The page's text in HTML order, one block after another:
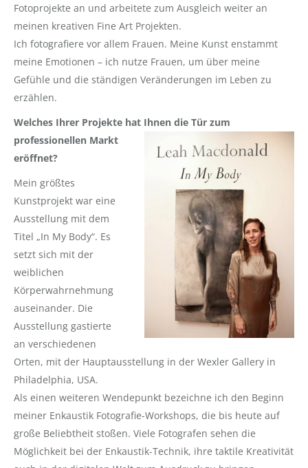
Fotoprojekte an und arbeitete zum Ausgleich weiter an
meinen kreativen Fine Art Projekten.
Ich fotografiere vor allem Frauen. Meine Kunst enstammt
meine Emotionen – ich nutze Frauen, um über meine
Gefühle und die ständigen Veränderungen im Leben zu
erzählen.
Welches Ihrer Projekte hat Ihnen die Tür zum
professionellen Markt
eröffnet?
Mein größtes
Kunstprojekt war eine
Ausstellung mit dem
Titel „In My Body“. Es
setzt sich mit der
weiblichen
Körperwahrnehmung
auseinander. Die
Ausstellung gastierte
an verschiedenen
Orten, mit der Hauptausstellung in der Wexler Gallery in
Philadelphia, USA.
Als einen weiteren Wendepunkt bezeichne ich den Beginn
meiner Enkaustik Fotografie-Workshops, die bis heute auf
große Beliebtheit stoßen. Viele Fotografen sehen die
Möglichkeit bei der Enkaustik-Technik, ihre taktile Kreativität